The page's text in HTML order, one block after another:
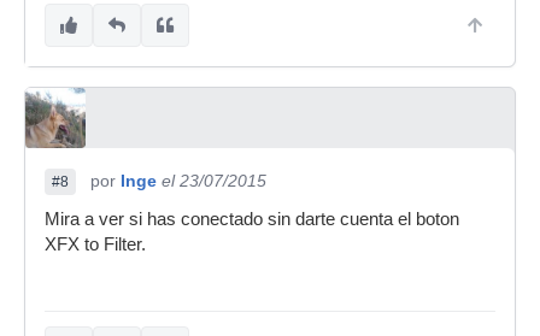
#8 por Inge el 23/07/2015
Mira a ver si has conectado sin darte cuenta el boton
XFX to Filter.